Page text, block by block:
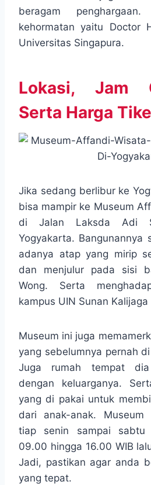
beragam
kehormatan yaitu Doctor
Universitas Singapura.
Lokasi, Jam
Serta Harga
Jika sedang berlibur ke
bisa mampir ke Museum
di Jalan Laksda Adi
Yogyakarta. Bangunannya
adanya atap yang mirip
dan menjulur pada sisi
Wong. Serta
kampus UIN Sunan
Museum ini juga
yang sebelumnya pernah
Juga rumah tempat
dengan keluarganya.
yang di pakai untuk
dari anak-anak. Museum
tiap senin sampai sabtu
09.00 hingga 16.00 WIB
Jadi, pastikan agar anda
yang tepat.